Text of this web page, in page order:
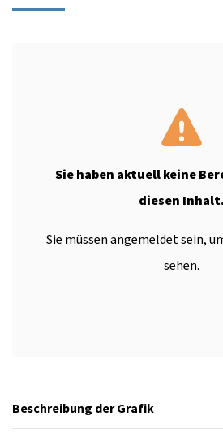
Sie haben aktuell keine
diesen Inhalt.
Sie müssen angemeldet sein,
sehen.
Beschreibung der Grafik